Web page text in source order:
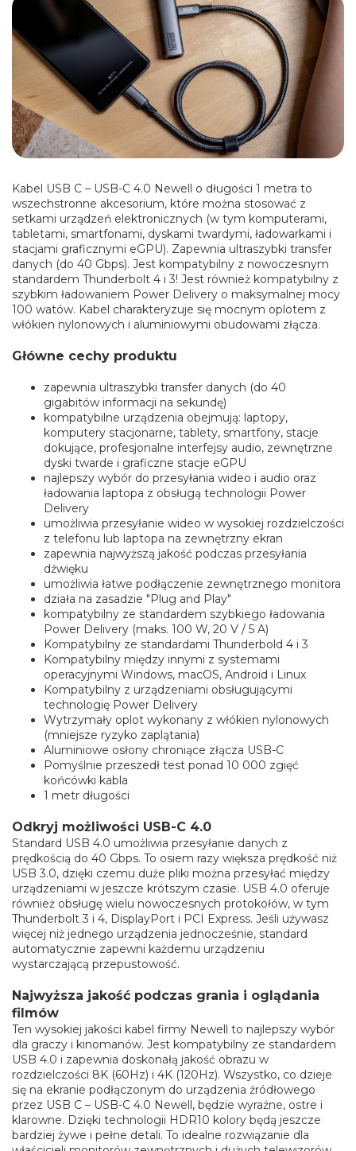
Kabel USB C – USB-C 4.0 Newell o długości 1 metra to
wszechstronne akcesorium, które można stosować z
setkami urządzeń elektronicznych (w tym komputerami,
tabletami, smartfonami, dyskami twardymi, ładowarkami i
stacjami graficznymi eGPU). Zapewnia ultraszybki transfer
danych (do 40 Gbps). Jest kompatybilny z nowoczesnym
standardem Thunderbolt 4 i 3! Jest również kompatybilny z
szybkim ładowaniem Power Delivery o maksymalnej mocy
100 watów. Kabel charakteryzuje się mocnym oplotem z
włókien nylonowych i aluminiowymi obudowami złącza.
Główne cechy produktu
zapewnia ultraszybki transfer danych (do 40
gigabitów informacji na sekundę)
kompatybilne urządzenia obejmują: laptopy,
komputery stacjonarne, tablety, smartfony, stacje
dokujące, profesjonalne interfejsy audio, zewnętrzne
dyski twarde i graficzne stacje eGPU
najlepszy wybór do przesyłania wideo i audio oraz
ładowania laptopa z obsługą technologii Power
Delivery
umożliwia przesyłanie wideo w wysokiej rozdzielczości
z telefonu lub laptopa na zewnętrzny ekran
zapewnia najwyższą jakość podczas przesyłania
dźwięku
umożliwia łatwe podłączenie zewnętrznego monitora
działa na zasadzie "Plug and Play"
kompatybilny ze standardem szybkiego ładowania
Power Delivery (maks. 100 W, 20 V / 5 A)
Kompatybilny ze standardami Thunderbold 4 i 3
Kompatybilny między innymi z systemami
operacyjnymi Windows, macOS, Android i Linux
Kompatybilny z urządzeniami obsługującymi
technologię Power Delivery
Wytrzymały oplot wykonany z włókien nylonowych
(mniejsze ryzyko zaplątania)
Aluminiowe osłony chroniące złącza USB-C
Pomyślnie przeszedł test ponad 10 000 zgięć
końcówki kabla
1 metr długości
Odkryj możliwości USB-C 4.0
Standard USB 4.0 umożliwia przesyłanie danych z
prędkością do 40 Gbps. To osiem razy większa prędkość niż
USB 3.0, dzięki czemu duże pliki można przesyłać między
urządzeniami w jeszcze krótszym czasie. USB 4.0 oferuje
również obsługę wielu nowoczesnych protokołów, w tym
Thunderbolt 3 i 4, DisplayPort i PCI Express. Jeśli używasz
więcej niż jednego urządzenia jednocześnie, standard
automatycznie zapewni każdemu urządzeniu
wystarczającą przepustowość.
Najwyższa jakość podczas grania i oglądania
filmów
Ten wysokiej jakości kabel firmy Newell to najlepszy wybór
dla graczy i kinomanów. Jest kompatybilny ze standardem
USB 4.0 i zapewnia doskonałą jakość obrazu w
rozdzielczości 8K (60Hz) i 4K (120Hz). Wszystko, co dzieje
się na ekranie podłączonym do urządzenia źródłowego
przez USB C – USB-C 4.0 Newell, będzie wyraźne, ostre i
klarowne. Dzięki technologii HDR10 kolory będą jeszcze
bardziej żywe i pełne detali. To idealne rozwiązanie dla